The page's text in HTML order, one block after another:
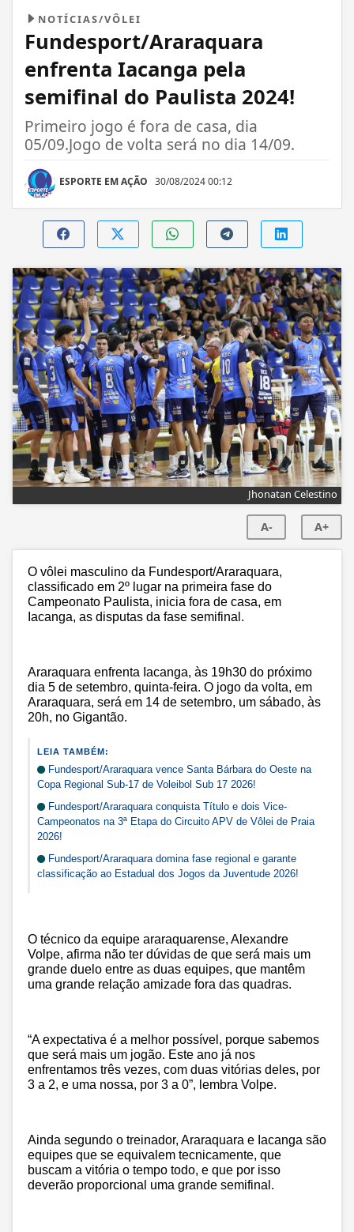
NOTÍCIAS/VÔLEI
Fundesport/Araraquara
enfrenta Iacanga pela
semifinal do Paulista 2024!
Primeiro jogo é fora de casa, dia
05/09.Jogo de volta será no dia 14/09.
ESPORTE EM AÇÃO 30/08/2024 00:12
Jhonatan Celestino
A- A+
O vôlei masculino da Fundesport/Araraquara,
classificado em 2º lugar na primeira fase do
Campeonato Paulista, inicia fora de casa, em
Iacanga, as disputas da fase semifinal.
Araraquara enfrenta Iacanga, às 19h30 do próximo
dia 5 de setembro, quinta-feira. O jogo da volta, em
Araraquara, será em 14 de setembro, um sábado, às
20h, no Gigantão.
LEIA TAMBÉM:
Fundesport/Araraquara vence Santa Bárbara do Oeste na
Copa Regional Sub-17 de Voleibol Sub 17 2026!
Fundesport/Araraquara conquista Título e dois Vice-
Campeonatos na 3ª Etapa do Circuito APV de Vôlei de Praia
2026!
Fundesport/Araraquara domina fase regional e garante
classificação ao Estadual dos Jogos da Juventude 2026!
O técnico da equipe araraquarense, Alexandre
Volpe, afirma não ter dúvidas de que será mais um
grande duelo entre as duas equipes, que mantêm
uma grande relação amizade fora das quadras.
“A expectativa é a melhor possível, porque sabemos
que será mais um jogão. Este ano já nos
enfrentamos três vezes, com duas vitórias deles, por
3 a 2, e uma nossa, por 3 a 0”, lembra Volpe.
Ainda segundo o treinador, Araraquara e Iacanga são
equipes que se equivalem tecnicamente, que
buscam a vitória o tempo todo, e que por isso
deverão proporcional uma grande semifinal.